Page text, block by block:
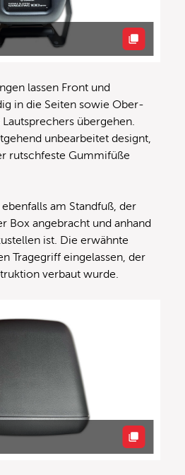
lassen Front und
in die Seiten sowie Ober-
übergehen.
unbearbeitet designt,
rutschfeste Gummifüße
am Standfuß, der
Box angebracht und anhand
ist. Die erwähnte
Tragegriff eingelassen, der
verbaut wurde.